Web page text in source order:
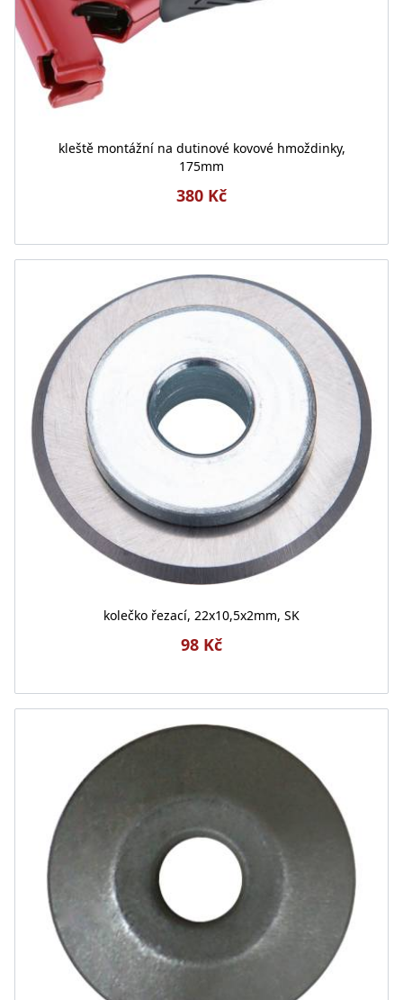
kleště montážní na dutinové kovové hmoždinky,
175mm
380 Kč
kolečko řezací, 22x10,5x2mm, SK
98 Kč